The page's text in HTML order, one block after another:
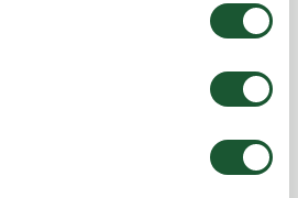
radeau pneumatique